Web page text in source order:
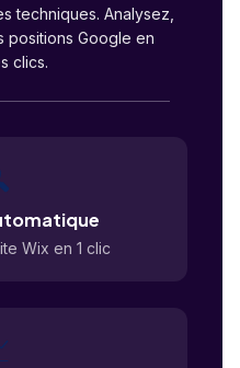
techniques. Analysez,
positions Google en
clics.
Wix en 1 clic